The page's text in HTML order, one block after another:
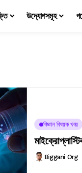
উদ্যোগসমূহ
বিজ্ঞান বিষয়ক খবর
Biggani Org